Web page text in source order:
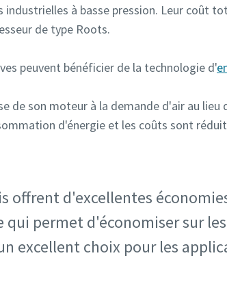
industrielles à basse pression. Leur coût
de type Roots.
peuvent bénéficier de la technologie d'
de son moteur à la demande d'air au
d'énergie et les coûts sont
offrent d'excellentes
qui permet d'économiser sur
excellent choix pour les